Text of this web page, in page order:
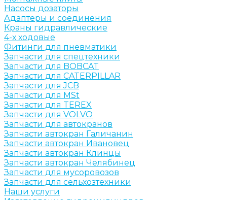
Насосы дозаторы
Адаптеры и соединения
Краны гидравлические
4-х ходовые
Фитинги для пневматики
Запчасти для спецтехники
Запчасти для BOBCAT
Запчасти для CATERPILLAR
Запчасти для JCB
Запчасти для MSt
Запчасти для TEREX
Запчасти для VOLVO
Запчасти для автокранов
Запчасти автокран Галичанин
Запчасти автокран Ивановец
Запчасти автокран Клинцы
Запчасти автокран Челябинец
Запчасти для мусоровозов
Запчасти для сельхозтехники
Наши услуги